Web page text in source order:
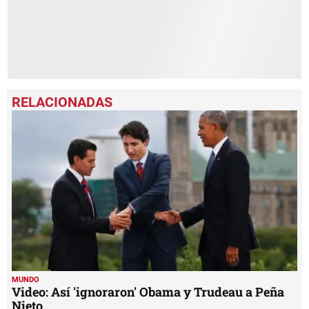
MUNDO
Video: Así 'ignoraron' Obama y Trudeau a Peña
Nieto